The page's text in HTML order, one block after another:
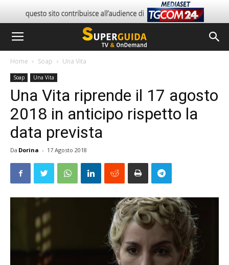
Home Soap Una Vita
Soap Una Vita
Una Vita riprende il 17 agosto
2018 in anticipo rispetto la
data prevista
Da Dorina - 17 Agosto 2018